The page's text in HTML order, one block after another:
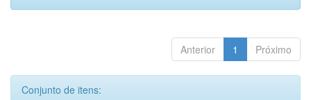
Anterior 1 Próximo
Conjunto de itens: